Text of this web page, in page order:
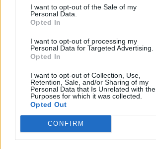
I want to opt-out of the Sale of my
Personal Data.
Opted In
I want to opt-out of processing my
Personal Data for Targeted Advertising.
Opted In
I want to opt-out of Collection, Use,
Retention, Sale, and/or Sharing of my
Personal Data that Is Unrelated with the
Purposes for which it was collected.
Opted Out
CONFIRM
07/08/2026 - 09:50 ΠΟΛΙΤΙΚΗ
του Αυγούστου
07/08/2026 - 08:54
allstarbasket.gr